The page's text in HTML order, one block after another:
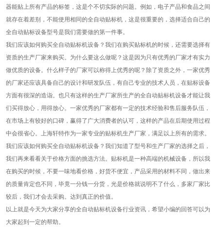
器能贴上所有产品的标签，这是个不切实际的问题。例如，电子产品和食品之间
就存在着差别，不能使用相同的全自动贴标机，这是很重要的，选择适合自己的
全自动贴标设备型号是我们需要做的第一件事。
我们应该如何购买全自动贴标机设备？我们在购买贴标机的时候，还需要选择有
资质的生产厂家来购买。为什么要这么做呢？这是因为只有优秀的厂家才有实力
做优质的设备。什么样子的厂家可以称得上优秀的呢？除了资质之外，一家优秀
的厂家还应该具备自己的设计和研发队伍，有自己专业的技术人员，在贴标设备
方面有很深的造诣。也只有这样的生产厂家所生产的全自动贴标机设备才能让我
们买得放心，用得放心。一家优秀的厂家都有一定的技术经验和售后服务队伍，
在市场上有较好的口碑，赢得了广大消费者的认可，这样的产品在后期使用过程
中会很省心。上海轩特作为一家专业的贴标机生产厂家，满足以上所有的需求。
我们应该如何购买全自动贴标机设备？我们知道了型号和生产厂家的选择之后，
我们再来看看关于价格方面的挑选方法。贴标机是一种高端的机械设备，所以我
在购买的时候，不要一味地看价格，好货不便宜，产品采用的材料不同，做出来
的质量肯定也不同，毕竟一分钱一分货，光是价格就说明不了什么，多家厂家比
较后，我们才会去采购。达到真正的价值。
以上就是今天为大家分享的全自动贴标机设备行业资讯，希望小编的回答可以为
大家起到一定的帮助。